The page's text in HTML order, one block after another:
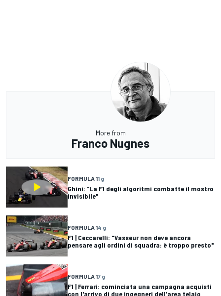
More from
Franco Nugnes
FORMULA 11 g
Ghini: "La F1 degli algoritmi combatte il mostro
invisibile"
FORMULA 14 g
F1 | Ceccarelli: "Vasseur non deve ancora
pensare agli ordini di squadra: è troppo presto"
FORMULA 17 g
F1 | Ferrari: cominciata una campagna acquisti
con l'arrivo di due ingegneri dell'area telaio